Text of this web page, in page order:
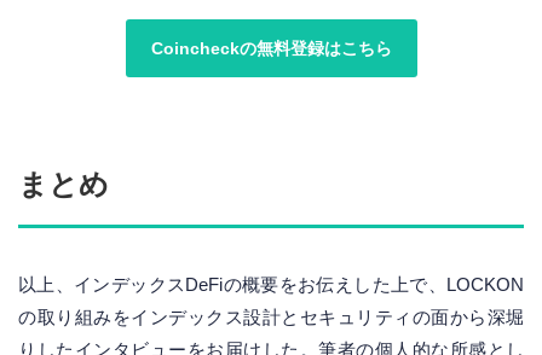
Coincheckの無料登録はこちら
まとめ
以上、インデックスDeFiの概要をお伝えした上で、LOCKON
の取り組みをインデックス設計とセキュリティの面から深堀
りしたインタビューをお届けした。筆者の個人的な所感とし